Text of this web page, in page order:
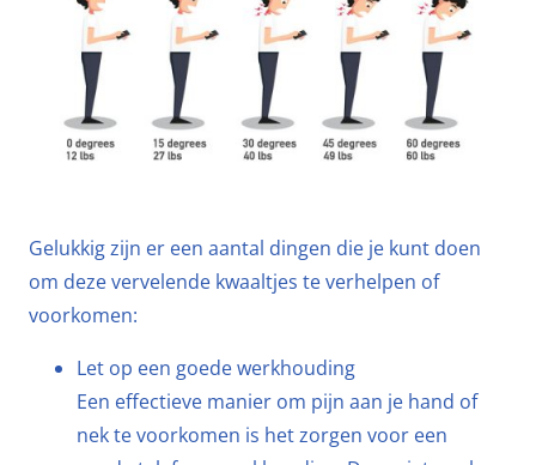
Gelukkig zijn er een aantal dingen die je kunt doen
om deze vervelende kwaaltjes te verhelpen of
voorkomen:
Let op een goede werkhouding
Een effectieve manier om pijn aan je hand of
nek te voorkomen is het zorgen voor een